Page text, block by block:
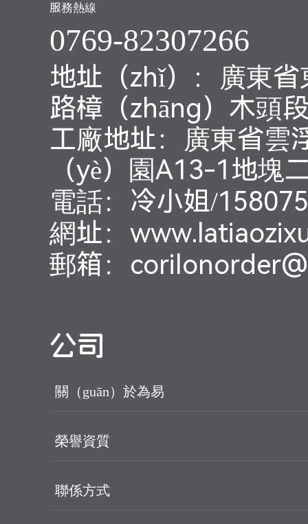
服務熱線
0769-82307266
地址（zhǐ）：廣東
路樟（zhāng）木頭
工廠地址：廣東省雲
（yè）園A13-1地塊
電話：冷小姐/
網址：
郵箱：
公司
關（guān）於為易
榮譽資質
聯係方式